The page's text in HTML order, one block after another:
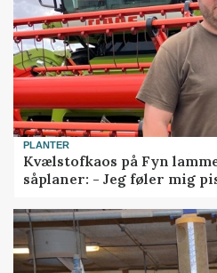
PLANTER
Kvælstofkaos på Fyn
såplaner: - Jeg føler mig